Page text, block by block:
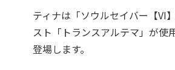
ティナは「ソウルセイバー【VI
スト「トランスアルテマ」が使
登場します。